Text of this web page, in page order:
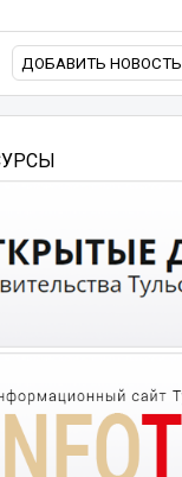
ДОБАВИТЬ НОВОСТЬ